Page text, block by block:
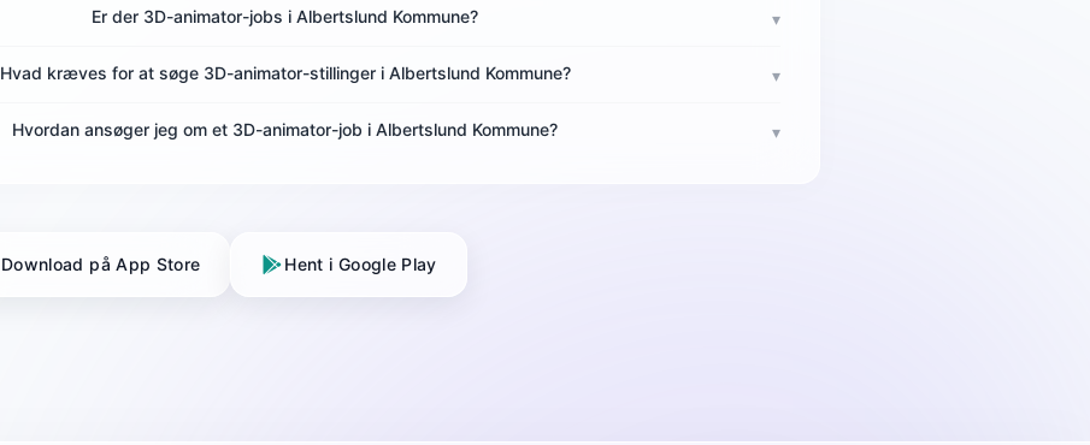
Er der 3D-animator-jobs i Albertslund Kommune? ▾
Hvad kræves for at søge 3D-animator-stillinger i Albertslund Kommune? ▾
Hvordan ansøger jeg om et 3D-animator-job i Albertslund Kommune? ▾
Download på App Store Hent i Google Play